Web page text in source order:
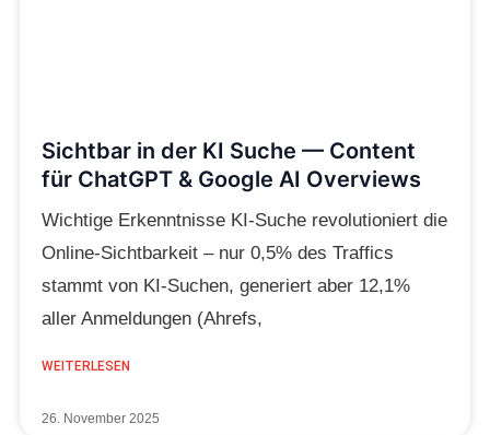
Sichtbar in der KI Suche — Content
für ChatGPT & Google AI Overviews
Wichtige Erkenntnisse KI-Suche revolutioniert die
Online-Sichtbarkeit – nur 0,5% des Traffics
stammt von KI-Suchen, generiert aber 12,1%
aller Anmeldungen (Ahrefs,
WEITERLESEN
26. November 2025